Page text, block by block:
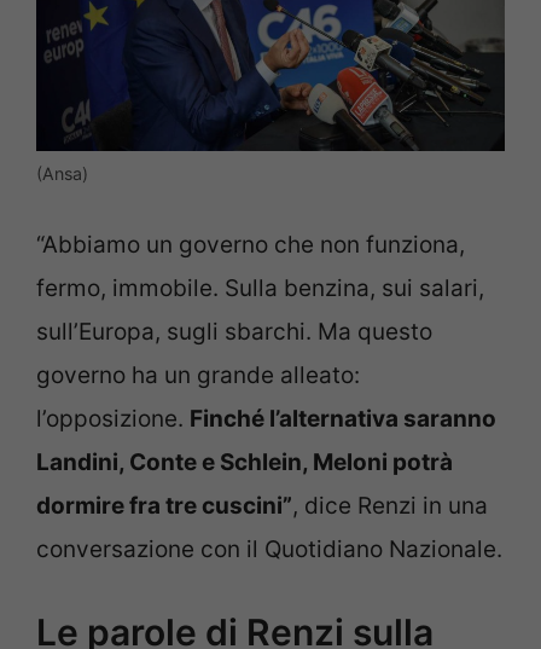
(Ansa)
“Abbiamo un governo che non funziona,
fermo, immobile. Sulla benzina, sui salari,
sull’Europa, sugli sbarchi. Ma questo
governo ha un grande alleato:
l’opposizione. Finché l’alternativa saranno
Landini, Conte e Schlein, Meloni potrà
dormire fra tre cuscini”, dice Renzi in una
conversazione con il Quotidiano Nazionale.
Le parole di Renzi sulla